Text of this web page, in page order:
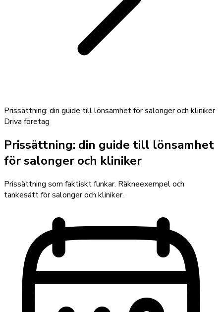
Prissättning: din guide till lönsamhet för salonger och kliniker
Driva företag
Prissättning: din guide till lönsamhet
för salonger och kliniker
Prissättning som faktiskt funkar. Räkneexempel och
tankesätt för salonger och kliniker.